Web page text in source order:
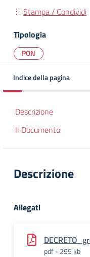
Stampa / Condividi
Tipologia
PON
Indice della pagina
Descrizione
Il Documento
Descrizione
Allegati
pdf - 295 kb